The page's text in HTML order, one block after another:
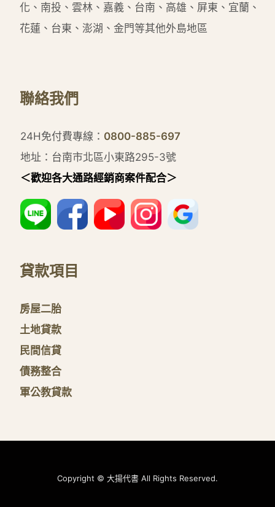
化、南投、雲林、嘉義、台南、高雄、屏東、宜蘭、
花蓮、台東、澎湖、金門等其他外島地區
聯絡我們
24H免付費專線： 0800-885-697
地址：台南市北區小東路295-3號
＜歡迎各大通路經銷商案件配合＞
貸款項目
房屋二胎
土地貸款
民間信貸
債務整合
軍公教貸款
Copyright © 大揚代書 All Rights Reserved.